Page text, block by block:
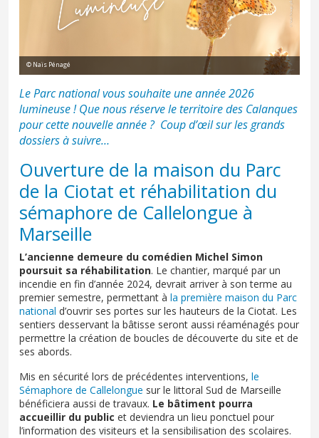
© Naïs Pénagé
Le Parc national vous souhaite une année 2026
lumineuse ! Que nous réserve le territoire des Calanques
pour cette nouvelle année ? Coup d’œil sur les grands
dossiers à suivre…
Ouverture de la maison du Parc
de la Ciotat et réhabilitation du
sémaphore de Callelongue à
Marseille
L’ancienne demeure du comédien Michel Simon
poursuit sa réhabilitation. Le chantier, marqué par un
incendie en fin d’année 2024, devrait arriver à son terme au
premier semestre, permettant à la première maison du Parc
national d’ouvrir ses portes sur les hauteurs de la Ciotat. Les
sentiers desservant la bâtisse seront aussi réaménagés pour
permettre la création de boucles de découverte du site et de
ses abords.
Mis en sécurité lors de précédentes interventions, le
Sémaphore de Callelongue sur le littoral Sud de Marseille
bénéficiera aussi de travaux. Le bâtiment pourra
accueillir du public et deviendra un lieu ponctuel pour
l’information des visiteurs et la sensibilisation des scolaires.